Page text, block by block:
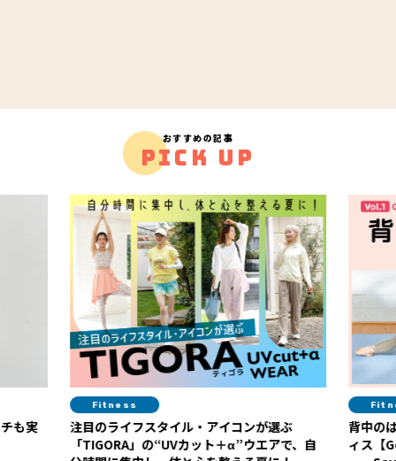
おすすめの記事
PICK UP
・アイコンが選ぶ
ット＋α”ウエアで、自
背中のはみ肉解消！ 紙皿１枚でできるピ
ィス【Google本社エグゼクティブトレ